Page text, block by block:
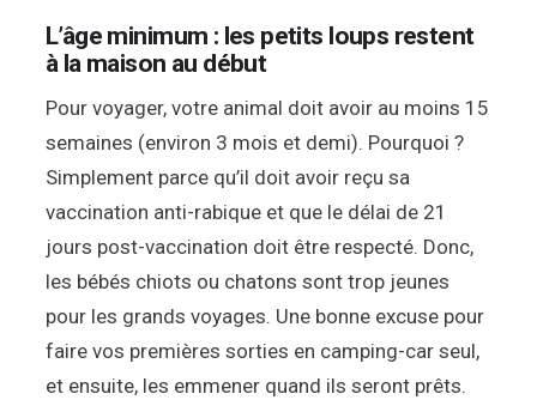
L’âge minimum : les petits loups restent
à la maison au début
Pour voyager, votre animal doit avoir au moins 15
semaines (environ 3 mois et demi). Pourquoi ?
Simplement parce qu’il doit avoir reçu sa
vaccination anti-rabique et que le délai de 21
jours post-vaccination doit être respecté. Donc,
les bébés chiots ou chatons sont trop jeunes
pour les grands voyages. Une bonne excuse pour
faire vos premières sorties en camping-car seul,
et ensuite, les emmener quand ils seront prêts.